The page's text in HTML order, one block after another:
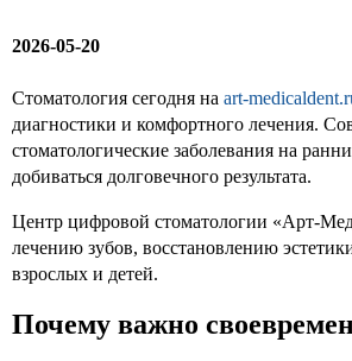
2026-05-20
Стоматология сегодня на art-
диагностики и комфортного лечения.
стоматологические заболевания на
добиваться долговечного результата.
Центр цифровой стоматологии «Арт-
лечению зубов, восстановлению
взрослых и детей.
Почему важно